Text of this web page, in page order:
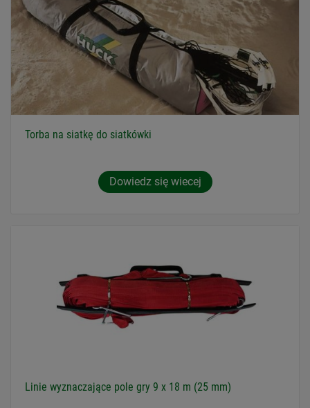
Torba na siatkę do siatkówki
Dowiedz się wiecej
Linie wyznaczające pole gry 9 x 18 m (25 mm)